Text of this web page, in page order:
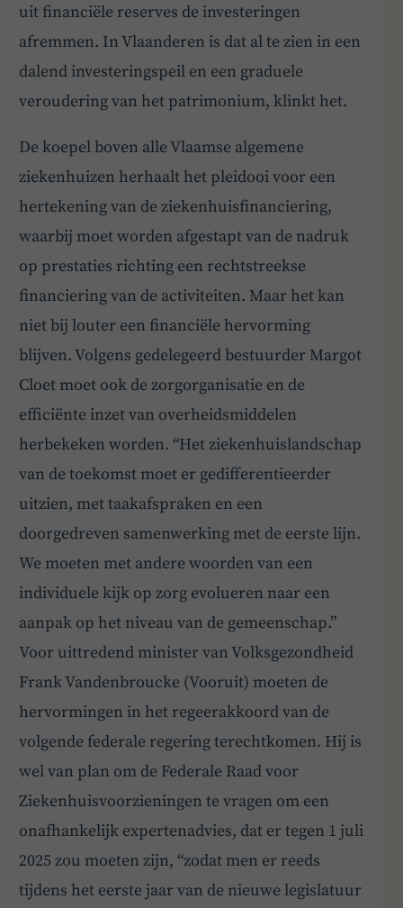
uit financiële reserves de investeringen
afremmen. In Vlaanderen is dat al te zien in een
dalend investeringspeil en een graduele
veroudering van het patrimonium, klinkt het.
De koepel boven alle Vlaamse algemene
ziekenhuizen herhaalt het pleidooi voor een
hertekening van de ziekenhuisfinanciering,
waarbij moet worden afgestapt van de nadruk
op prestaties richting een rechtstreekse
financiering van de activiteiten. Maar het kan
niet bij louter een financiële hervorming
blijven. Volgens gedelegeerd bestuurder Margot
Cloet moet ook de zorgorganisatie en de
efficiënte inzet van overheidsmiddelen
herbekeken worden. “Het ziekenhuislandschap
van de toekomst moet er gedifferentieerder
uitzien, met taakafspraken en een
doorgedreven samenwerking met de eerste lijn.
We moeten met andere woorden van een
individuele kijk op zorg evolueren naar een
aanpak op het niveau van de gemeenschap.”
Voor uittredend minister van Volksgezondheid
Frank Vandenbroucke (Vooruit) moeten de
hervormingen in het regeerakkoord van de
volgende federale regering terechtkomen. Hij is
wel van plan om de Federale Raad voor
Ziekenhuisvoorzieningen te vragen om een
onafhankelijk expertenadvies, dat er tegen 1 juli
2025 zou moeten zijn, “zodat men er reeds
tijdens het eerste jaar van de nieuwe legislatuur
BoardBuddy
Hey! Heb je een vraag over goed bestuur? Stel